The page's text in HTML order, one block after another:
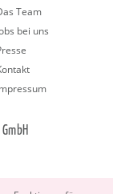
Team
bei uns